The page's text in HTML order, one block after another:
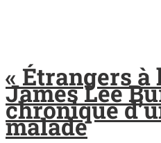
« Étrangers à
James Lee
chronique
malade